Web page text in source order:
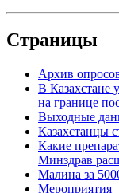
Страницы
Архив
В Казахстане
на границе
Выходные
Казахстанцы
Какие
Минздрав
Малина за
Мероприятия